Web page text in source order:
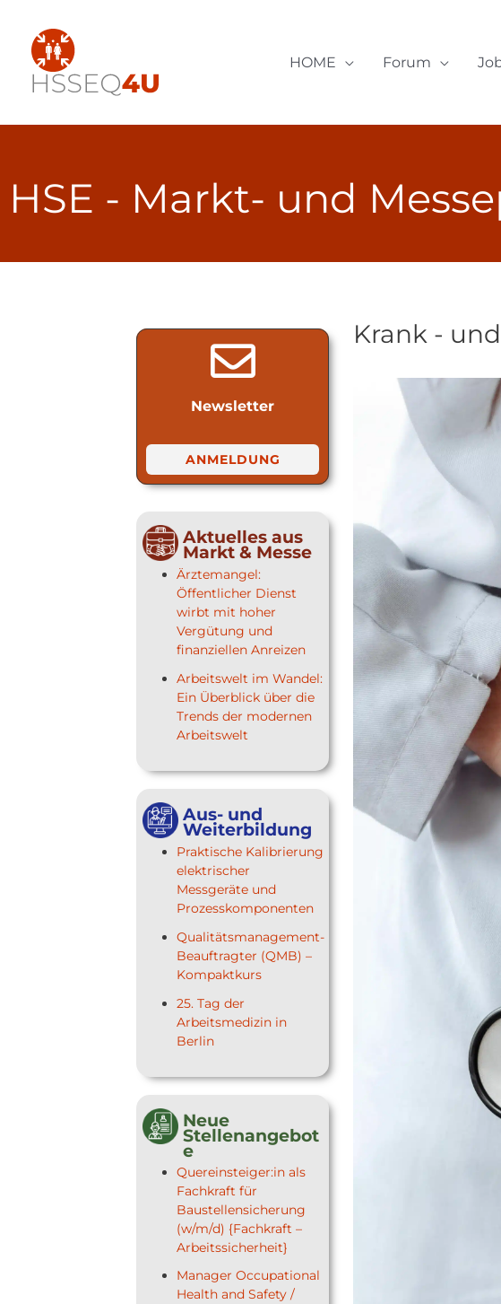
Inhalt
springen
HOME Forum
HSE - Markt- und
Newsletter
ANMELDUNG
Aktuelles aus
Markt & Messe
Ärztemangel:
Öffentlicher Dienst
wirbt mit hoher
Vergütung und
finanziellen Anreizen
Arbeitswelt im Wandel:
Ein Überblick über die
Trends der modernen
Arbeitswelt
Aus- und
Weiterbildung
Praktische Kalibrierung
elektrischer
Messgeräte und
Prozesskomponenten
Qualitätsmanagement-
Beauftragter (QMB) –
Kompaktkurs
25. Tag der
Arbeitsmedizin in
Berlin
Neue
Stellenangebot
e
Quereinsteiger:in als
Fachkraft für
Baustellensicherung
(w/m/d) {Fachkraft –
Arbeitssicherheit}
Manager Occupational
Health and Safety /
Krank -